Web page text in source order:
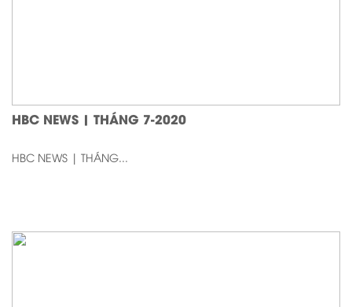
HBC NEWS | THÁNG 7-2020
HBC NEWS | THÁNG...